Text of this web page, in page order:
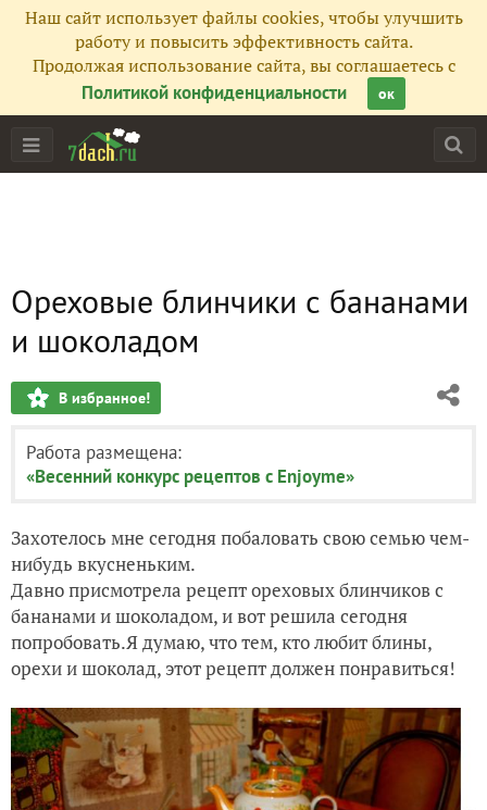
Наш сайт использует файлы cookies, чтобы улучшить
работу и повысить эффективность сайта.
Продолжая использование сайта, вы соглашаетесь с
Политикой конфиденциальности
ок
Ореховые блинчики с бананами
и шоколадом
В избранное!
Работа размещена:
«Весенний конкурс рецептов с Enjoyme»
Захотелось мне сегодня побаловать свою семью чем-
нибудь вкусненьким.
Давно присмотрела рецепт ореховых блинчиков с
бананами и шоколадом, и вот решила сегодня
попробовать.Я думаю, что тем, кто любит блины,
орехи и шоколад, этот рецепт должен понравиться!